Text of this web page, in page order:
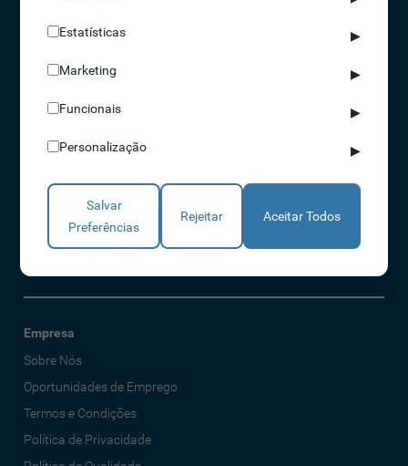
info@idonic.com
A IDONIC assegura que os dados fornecidos são apenas tratados pela
Política de Privacidade
Declaro que li e aceito os Termos e Condições
Empresa
Sobre Nós
Oportunidades de Emprego
Termos e Condições
Política de Privacidade
Estatísticas ▶
Marketing ▶
Funcionais ▶
Personalização ▶
Salvar
Preferências
Rejeitar Aceitar Todos